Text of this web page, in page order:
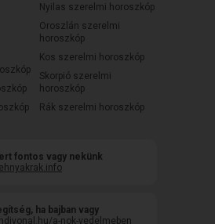
Nyilas szerelmi horoszkóp
Oroszlán szerelmi
horoszkóp
Kos szerelmi horoszkóp
Skorpió szerelmi
horoszkóp
Rák szerelmi horoszkóp
fontos vagy nekünk
ha bajban vagy
a-nok-vedelmeben